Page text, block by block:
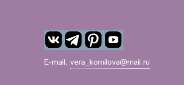
E-mail: vera_kornilova@mail.ru